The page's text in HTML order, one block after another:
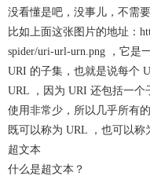
没看懂是吧，没事儿，不需
比如上面这张图片的地址：
spider/uri-url-urn.png ，它是
URI 的子集，也就是说每个
URL ，因为 URI 还包括一个
使用非常少，所以几乎所有
既可以称为 URL ，也可以称
超文本
什么是超文本？